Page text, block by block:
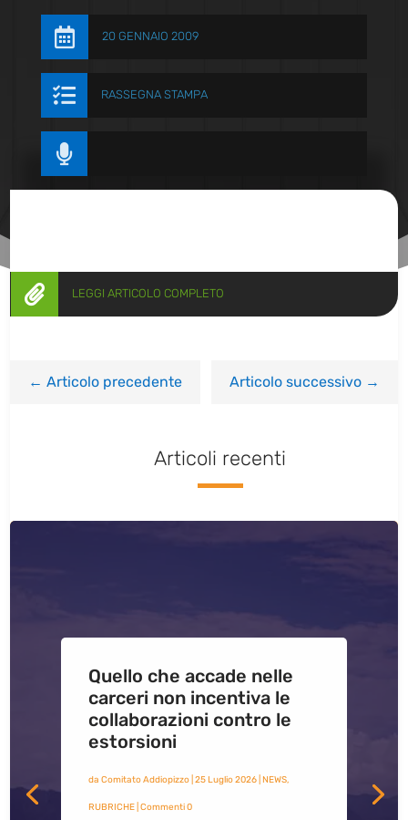
 20 GENNAIO 2009
 RASSEGNA STAMPA

 LEGGI ARTICOLO COMPLETO
←Articolo precedente Articolo successivo→
Articoli recenti
Quello che accade nelle
carceri non incentiva le
collaborazioni contro le
estorsioni
da Comitato Addiopizzo| 25 Luglio 2026| NEWS,
RUBRICHE| Commenti 0